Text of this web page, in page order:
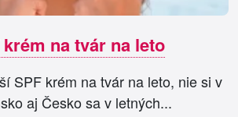
na tvár na leto
SPF krém na tvár na leto, nie si v
aj Česko sa v letných...